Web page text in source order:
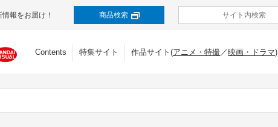
報をお届け！ 商品検索
Contents 特集サイト 作品サイト(アニメ・特撮／映画・ドラマ)